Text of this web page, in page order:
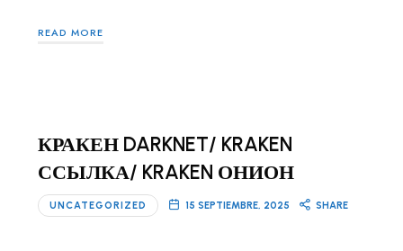
READ MORE
КРАКЕН DARKNET/ KRAKEN
ССЫЛКА/ KRAKEN ОНИОН
UNCATEGORIZED 15 SEPTIEMBRE, 2025 SHARE